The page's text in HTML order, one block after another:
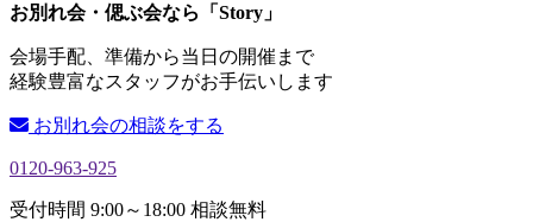
お別れ会・偲ぶ会なら「Story」
会場手配、準備から当日の開催まで
経験豊富なスタッフがお手伝いします
お別れ会の相談をする
0120-963-925
受付時間 9:00～18:00 相談無料